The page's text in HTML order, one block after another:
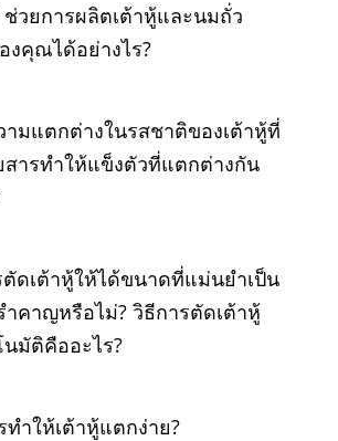
ช่วยการผลิตเต้าหู้และนมถั่ว
งคุณได้อย่างไร?
ามแตกต่างในรสชาติของเต้าหู้ที่
ารทำให้แข็งตัวที่แตกต่างกัน
ตัดเต้าหู้ให้ได้ขนาดที่แม่นยำเป็น
ำคาญหรือไม่? วิธีการตัดเต้าหู้
มัติคืออะไร?
ทำให้เต้าหู้แตกง่าย?